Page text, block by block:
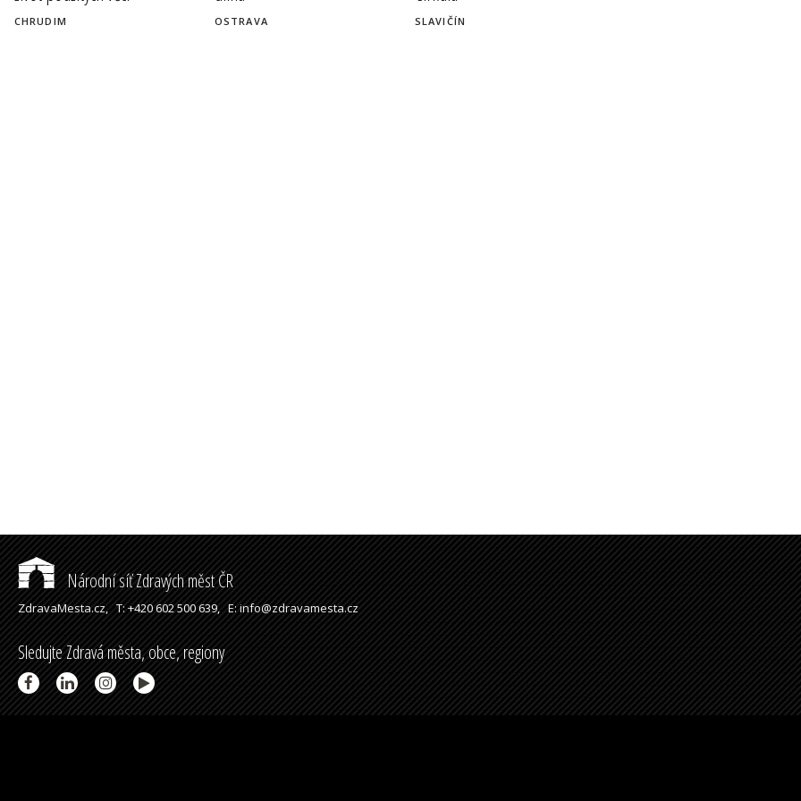
CHRUDIM OSTRAVA SLAVIČÍN
Národní síť Zdravých měst ČR
ZdravaMesta.cz,T: +420 602 500 639,E: info@zdravamesta.cz
Sledujte Zdravá města, obce, regiony